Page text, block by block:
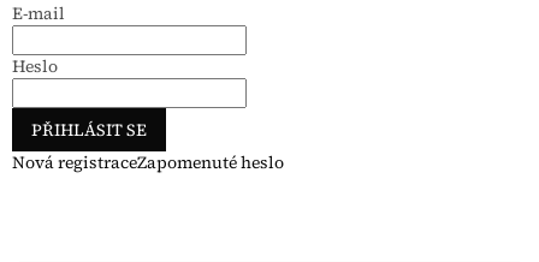
E-mail
Heslo
PŘIHLÁSIT SE
Nová registraceZapomenuté heslo